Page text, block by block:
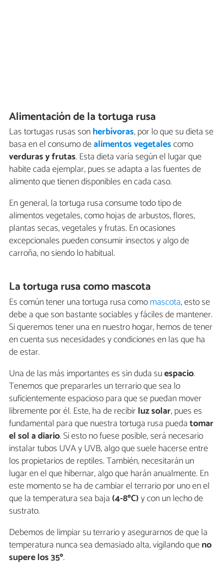
Alimentación de la tortuga rusa
Las tortugas rusas sonherbívoras, por lo que su dieta se
basa en el consumo dealimentos vegetalescomo
verduras y frutas. Esta dieta varía según el lugar que
habite cada ejemplar, pues se adapta a las fuentes de
alimento que tienen disponibles en cada caso.
En general, la tortuga rusa consume todo tipo de
alimentos vegetales, como hojas de arbustos, flores,
plantas secas, vegetales y frutas. En ocasiones
excepcionales pueden consumir insectos y algo de
carroña, no siendo lo habitual.
La tortuga rusa como mascota
Es común tener una tortuga rusa comomascota, esto se
debe a que son bastante sociables y fáciles de mantener.
Si queremos tener una en nuestro hogar, hemos de tener
en cuenta sus necesidades y condiciones en las que ha
de estar.
Una de las más importantes es sin duda suespacio.
Tenemos que prepararles un terrario que sea lo
suficientemente espacioso para que se puedan mover
libremente por él. Este, ha de recibirluz solar, pues es
fundamental para que nuestra tortuga rusa puedatomar
el sol a diario. Si esto no fuese posible, será necesario
instalar tubos UVA y UVB, algo que suele hacerse entre
los propietarios de reptiles. También, necesitarán un
lugar en el que hibernar, algo que harán anualmente. En
este momento se ha de cambiar el terrario por uno en el
que la temperatura sea baja (4-8ºC)y con un lecho de
sustrato.
Debemos de limpiar su terrario y asegurarnos de que la
temperatura nunca sea demasiado alta, vigilando queno
supere los 35º.